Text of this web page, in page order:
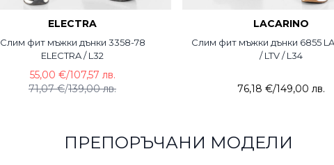
ELECTRA
Слим фит мъжки дънки 3358-78
ELECTRA / L32
71,07 €/139,00 лв.
55,00 €/107,57 лв.
LACARINO
Слим фит мъжки дънки 6855
/ LTV / L34
76,18 €/149,00 лв.
ПРЕПОРЪЧАНИ МОДЕЛИ